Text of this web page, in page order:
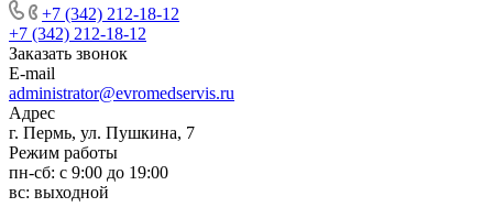
+7 (342) 212-18-12
+7 (342) 212-18-12
Заказать звонок
E-mail
administrator@evromedservis.ru
Адрес
г. Пермь, ул. Пушкина, 7
Режим работы
пн-сб: с 9:00 до 19:00
вс: выходной